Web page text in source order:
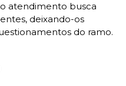
atendimento busca
deixando-os
do ramo.